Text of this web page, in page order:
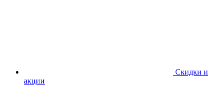
Скидки и
акции